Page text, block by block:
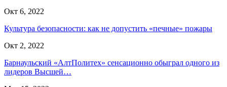
Окт 6, 2022
Культура безопасности: как не допустить «печные» пожары
Окт 2, 2022
Барнаульский «АлтПолитех» сенсационно обыграл одного из
лидеров Высшей…